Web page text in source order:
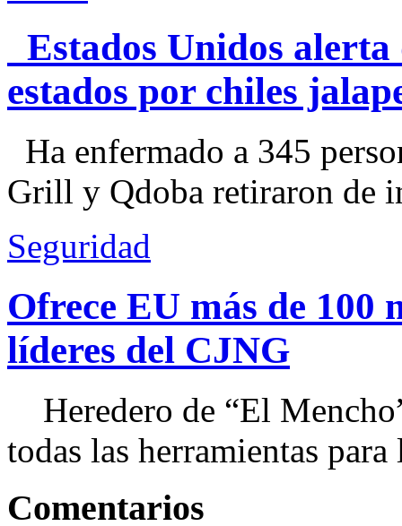
Estados Unidos alerta
estados por chiles
Ha enfermado a 345
Grill y Qdoba retiraron de
Seguridad
Ofrece EU más de 100
líderes del CJNG
Heredero de “El
todas las herramientas
Comentarios